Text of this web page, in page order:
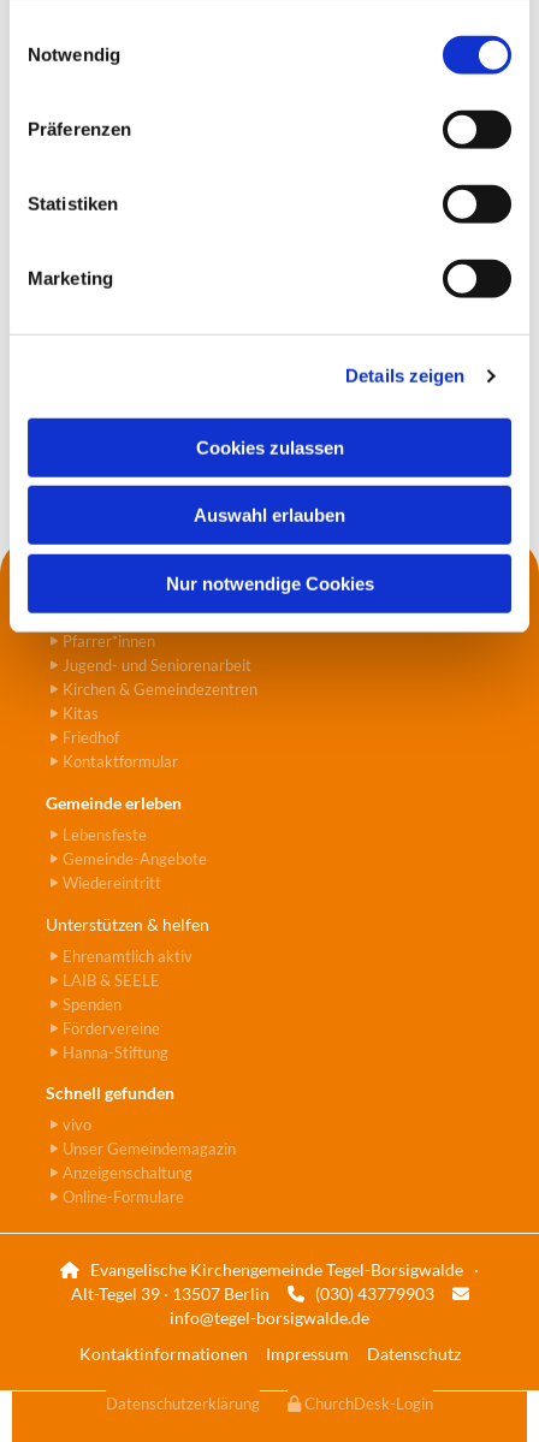
h
Notwendig
Präferenzen
Statistiken
Marketing
Details zeigen
Cookies zulassen
Auswahl erlauben
Nur notwendige Cookies
Schauen Sie doch mal vorbei!
Die Küsterei
Pfarrer*innen
Jugend- und Seniorenarbeit
Kirchen & Gemeindezentren
Kitas
Friedhof
Kontaktformular
Gemeinde erleben
Lebensfeste
Gemeinde-Angebote
Wiedereintritt
Unterstützen & helfen
Ehrenamtlich aktiv
LAIB & SEELE
Spenden
Fördervereine
Hanna-Stiftung
Schnell gefunden
vivo
Unser Gemeindemagazin
Anzeigenschaltung
Online-Formulare

Evangelische Kirchengemeinde Tegel-Borsigwalde ·
Alt-Tegel 39 · 13507 Berlin
(030) 43779903 
info@tegel-borsigwalde.de
Kontaktinformationen
Impressum Datenschutz
Datenschutzerklärung ChurchDesk-Login